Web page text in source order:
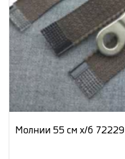
Молнии 55 см х/б 72229